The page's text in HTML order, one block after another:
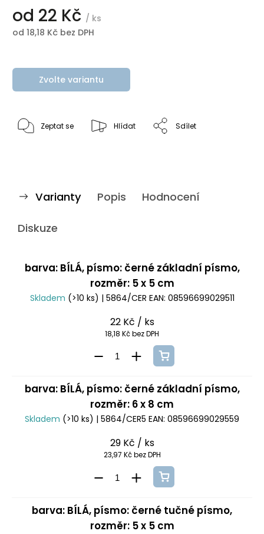
od 22 Kč / ks
od 18,18 Kč bez DPH
Zvolte variantu
Zeptat se Hlídat Sdílet
Varianty Popis Hodnocení
Diskuze
barva: BÍLÁ, písmo: černé základní písmo,
rozměr: 5 x 5 cm
Skladem (>10 ks) | 5864/CER EAN: 08596699029511
22 Kč / ks
18,18 Kč bez DPH
barva: BÍLÁ, písmo: černé základní písmo,
rozměr: 6 x 8 cm
Skladem (>10 ks) | 5864/CER5 EAN: 08596699029559
29 Kč / ks
23,97 Kč bez DPH
barva: BÍLÁ, písmo: černé tučné písmo,
rozměr: 5 x 5 cm